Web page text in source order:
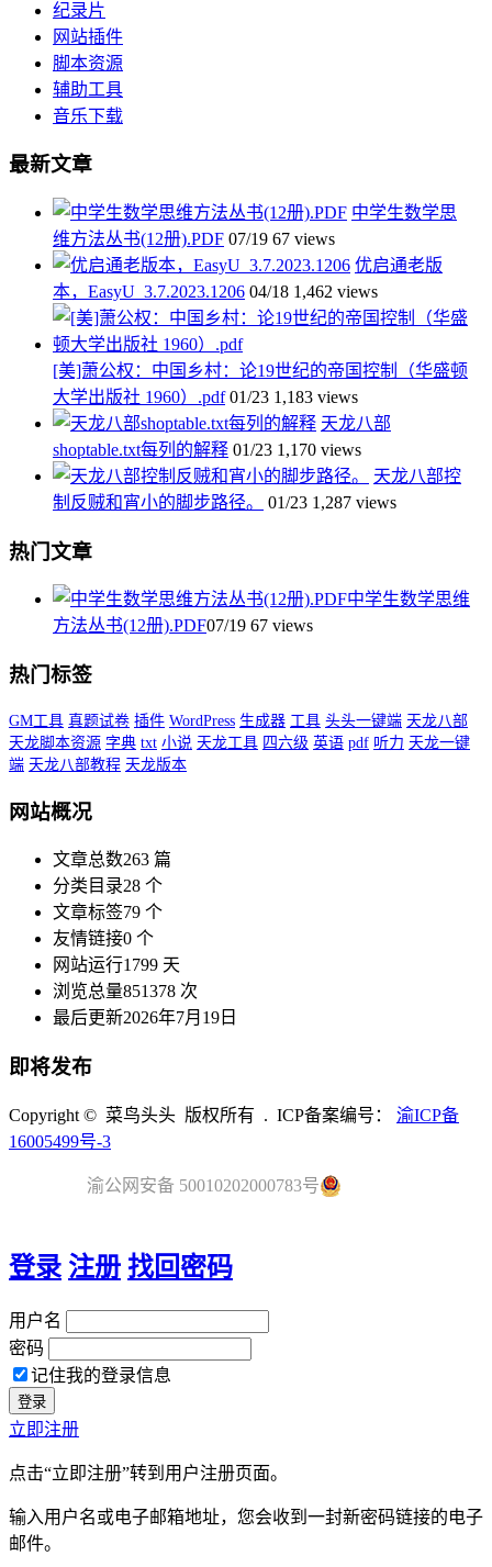
纪录片
网站插件
脚本资源
辅助工具
音乐下载
最新文章
中学生数学思
维方法丛书(12册).PDF 07/19 67 views
优启通老版
本，EasyU_3.7.2023.1206 04/18 1,462 views
[美]萧公权：中国乡村：论19世纪的帝国控制（华盛顿
大学出版社 1960）.pdf 01/23 1,183 views
天龙八部
shoptable.txt每列的解释 01/23 1,170 views
天龙八部控
制反贼和宵小的脚步路径。
01/23 1,287 views
热门文章
中学生数学思维
方法丛书(12册).PDF07/19 67 views
热门标签
GM工具 真题试卷 插件 WordPress 生成器 工具 头头一键端 天龙八部
天龙脚本资源 字典 txt 小说 天龙工具 四六级 英语 pdf 听力 天龙一键
端 天龙八部教程 天龙版本
网站概况
文章总数263 篇
分类目录28 个
文章标签79 个
友情链接0 个
网站运行1799 天
浏览总量851378 次
最后更新2026年7月19日
即将发布
Copyright © 菜鸟头头 版权所有 . ICP备案编号： 渝ICP备
16005499号-3
渝公网安备 50010202000783号
登录 注册 找回密码
用户名
密码
记住我的登录信息
立即注册
点击“立即注册”转到用户注册页面。
输入用户名或电子邮箱地址，您会收到一封新密码链接的电子
邮件。